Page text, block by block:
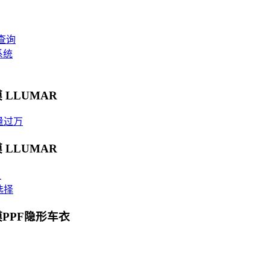
询
统
LLUMAR
过万
LLUMAR
择
隐形车衣